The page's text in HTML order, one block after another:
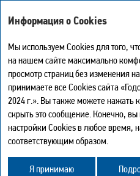
Мой отчет
Печать страницы
Скачать в PDF
Центр загрузки
История
Карта сайта
Поделиться
Обратная связь
КОНСОЛИДАЦИЯ
АКТИВОВ
В целях реализации Стратегии
России в части снижения
осуществляла мероприятия по
Адыгеи.
Информация о Cookies
Мы используем Cookies для того,
на нашем сайте максимально
просмотр страниц без изменения
принимаете все Cookies сайта
2024 г.». Вы также можете нажать
скрыть это сообщение. Конечно,
настройки Cookies в любое время,
соответствующим образом.
Я принимаю